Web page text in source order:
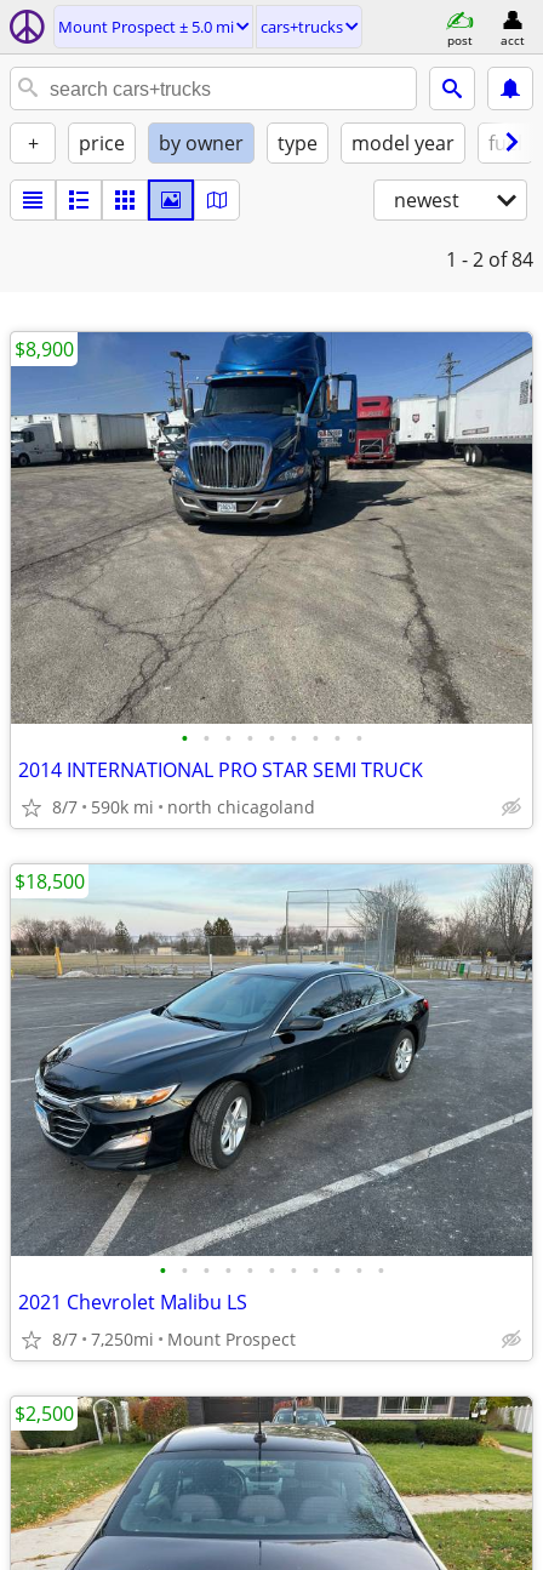
Mount Prospect ± 5.0 mi cars+trucks
post acct
+ price by owner type model year fuel
newest
1 - 2 of 84
• • • • • • • • •
2014 INTERNATIONAL PRO STAR SEMI TRUCK
8/7 590k mi north chicagoland
$8,900
• • • • • • • • • • •
2021 Chevrolet Malibu LS
8/7 7,250mi Mount Prospect
$18,500
$2,500